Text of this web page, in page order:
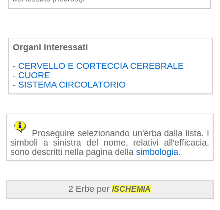
Organi interessati
- CERVELLO E CORTECCIA CEREBRALE
- CUORE
- SISTEMA CIRCOLATORIO
Proseguire selezionando un'erba dalla lista. I
simboli a sinistra del nome, relativi all'efficacia,
sono descritti nella pagina dellasimbologia.
2 Erbe perISCHEMIA